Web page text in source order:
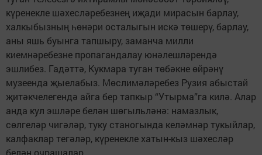
күренекле шәхесләребезнең иҗади мирасын барлау,
халкыбызның һөнәри осталыгын искә төшерү, барлау,
аны яшь буынга тапшыру, заманча милли
киемнәребезне пропагандалау юнәлешләрендә
эшлибез. Гадәттә, Кукмара туган төбәкне өйрәнү
музеенда җыелабыз. Мөслимәләребез Рузия абыстай
җитәкчелегендә айга бер тапкыр “Утырма”га килә. Алар
анда кул эшләре белән шөгыльләнә: намазлык,
сөлгеләр чигәләр, туку станогында келәмнәр тукыйлар,
калфаклар тегәләр, күренекле хатын-кыз шәхесләр
белән очрашалар.